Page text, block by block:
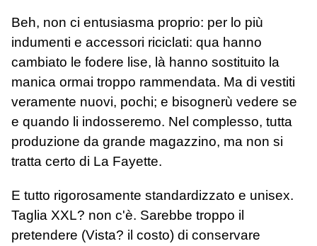
Beh, non ci entusiasma proprio: per lo più
indumenti e accessori riciclati: qua hanno
cambiato le fodere lise, là hanno sostituito la
manica ormai troppo rammendata. Ma di vestiti
veramente nuovi, pochi; e bisognerù vedere se
e quando li indosseremo. Nel complesso, tutta
produzione da grande magazzino, ma non si
tratta certo di La Fayette.
E tutto rigorosamente standardizzato e unisex.
Taglia XXL? non c'è. Sarebbe troppo il
pretendere (Vista? il costo) di conservare